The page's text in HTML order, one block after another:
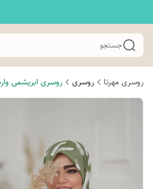
جستجو
روسری مهرتا روسری روسری ابریشمی